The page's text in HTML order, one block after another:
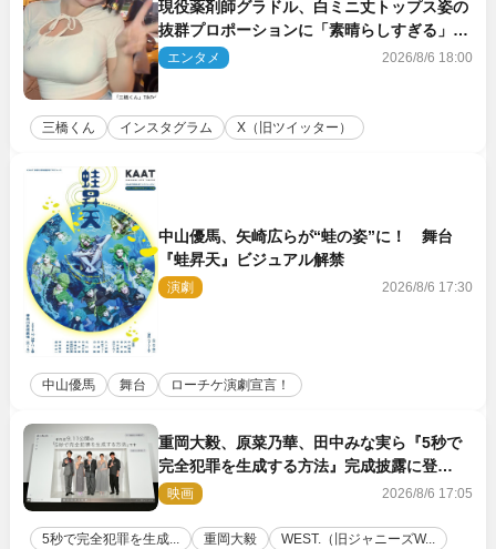
現役薬剤師グラドル、白ミニ丈トップス姿の
抜群プロポーションに「素晴らしすぎる」
「すっっっご！」とネット絶賛
エンタメ 2026/8/6 18:00
三橋くん インスタグラム X（旧ツイッター）
中山優馬、矢崎広らが“蛙の姿”に！ 舞台
『蛙昇天』ビジュアル解禁
演劇 2026/8/6 17:30
中山優馬 舞台 ローチケ演劇宣言！
重岡大毅、原菜乃華、田中みな実ら『5秒で
完全犯罪を生成する方法』完成披露に登
壇！ それぞれのAI活用術も発表
映画 2026/8/6 17:05
5秒で完全犯罪を生成... 重岡大毅 WEST.（旧ジャニーズW...